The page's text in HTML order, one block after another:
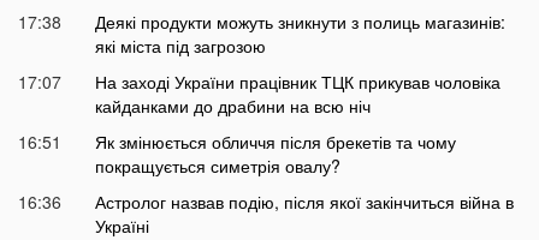
17:38
Деякі продукти можуть зникнути з полиць магазинів:
які міста під загрозою
17:07
На заході України працівник ТЦК прикував чоловіка
кайданками до драбини на всю ніч
16:51
Як змінюється обличчя після брекетів та чому
покращується симетрія овалу?
16:36
Астролог назвав подію, після якої закінчиться війна в
Україні